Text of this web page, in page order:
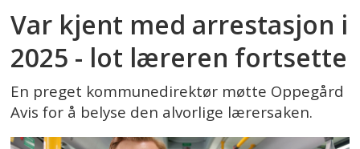
Var kjent med arrestasjon i
2025 - lot læreren fortsette
En preget kommunedirektør møtte Oppegård
Avis for å belyse den alvorlige lærersaken.